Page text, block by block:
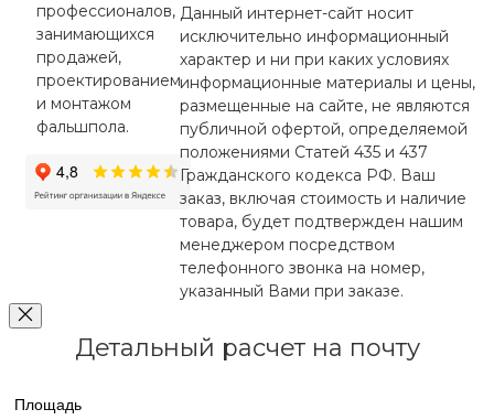
профессионалов,
занимающихся
продажей,
проектированием
и монтажом
фальшпола.
Данный интернет-сайт носит
исключительно информационный
характер и ни при каких условиях
информационные материалы и цены,
размещенные на сайте, не являются
публичной офертой, определяемой
положениями Статей 435 и 437
Гражданского кодекса РФ. Ваш
заказ, включая стоимость и наличие
товара, будет подтвержден нашим
менеджером посредством
телефонного звонка на номер,
указанный Вами при заказе.
Детальный расчет на почту
Площадь